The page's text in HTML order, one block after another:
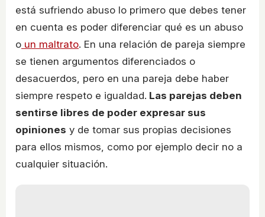
está sufriendo abuso lo primero que debes tener
en cuenta es poder diferenciar qué es un abuso
o un maltrato. En una relación de pareja siempre
se tienen argumentos diferenciados o
desacuerdos, pero en una pareja debe haber
siempre respeto e igualdad. Las parejas deben
sentirse libres de poder expresar sus
opiniones y de tomar sus propias decisiones
para ellos mismos, como por ejemplo decir no a
cualquier situación.